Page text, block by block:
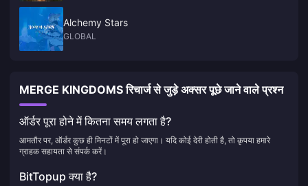
Alchemy Stars
GLOBAL
MERGE KINGDOMS रिचार्ज से जुड़े अक्सर पूछे जाने वाले प्रश्न
ऑर्डर पूरा होने में कितना समय लगता है?
आमतौर पर, ऑर्डर कुछ ही मिनटों में पूरा हो जाएगा। यदि कोई देरी होती है, तो कृपया हमारे
ग्राहक सहायता से संपर्क करें।
BitTopup क्या है?